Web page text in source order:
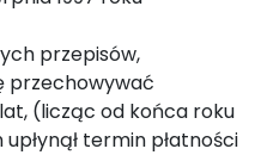
przepisów,
przechowywać
(licząc od końca roku
termin płatności